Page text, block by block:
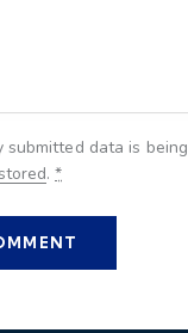
submitted data is being
.*